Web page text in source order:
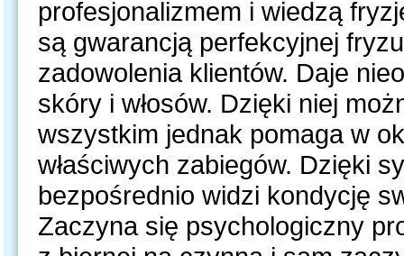
profesjonalizmem i wiedzą
są gwarancją perfekcyjnej
zadowolenia klientów. Daje
skóry i włosów. Dzięki niej
wszystkim jednak pomaga w
właściwych zabiegów. Dzięki
bezpośrednio widzi kondycję
Zaczyna się psychologiczny